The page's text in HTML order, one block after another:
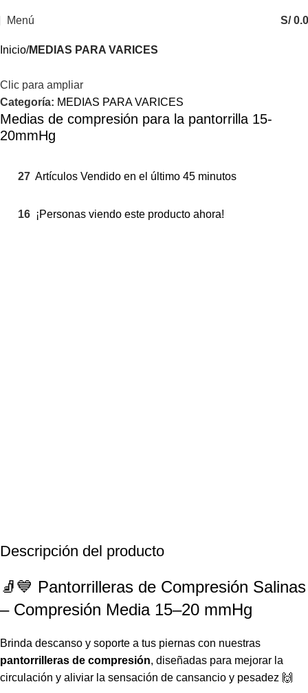
Menú S/
Inicio MEDIAS PARA VARICES
Clic para ampliar
Categoría: MEDIAS PARA VARICES
Medias de compresión para la pantorrilla 15-
20mmHg
27 Artículos Vendido en el último 45 minutos
16 ¡Personas viendo este producto ahora!
Descripción del producto
🧦💙 Pantorrilleras de Compresión Salinas
– Compresión Media 15–20 mmHg
Brinda descanso y soporte a tus piernas con nuestras
pantorrilleras de compresión, diseñadas para mejorar la
circulación y aliviar la sensación de cansancio y pesadez 🙌